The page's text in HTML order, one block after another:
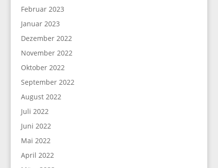
Februar 2023
Januar 2023
Dezember 2022
November 2022
Oktober 2022
September 2022
August 2022
Juli 2022
Juni 2022
Mai 2022
April 2022